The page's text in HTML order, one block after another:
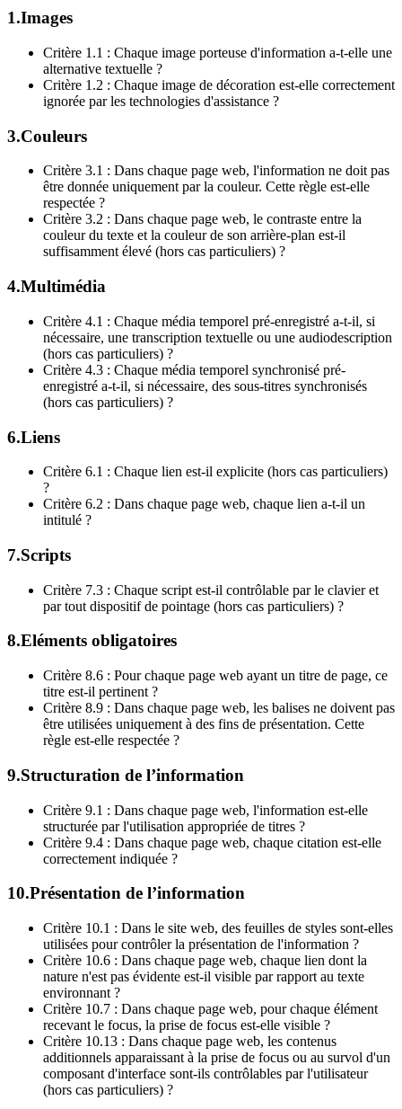
1.Images
Critère 1.1 : Chaque image porteuse d'information a-t-elle une
alternative textuelle ?
Critère 1.2 : Chaque image de décoration est-elle correctement
ignorée par les technologies d'assistance ?
3.Couleurs
Critère 3.1 : Dans chaque page web, l'information ne doit pas
être donnée uniquement par la couleur. Cette règle est-elle
respectée ?
Critère 3.2 : Dans chaque page web, le contraste entre la
couleur du texte et la couleur de son arrière-plan est-il
suffisamment élevé (hors cas particuliers) ?
4.Multimédia
Critère 4.1 : Chaque média temporel pré-enregistré a-t-il, si
nécessaire, une transcription textuelle ou une audiodescription
(hors cas particuliers) ?
Critère 4.3 : Chaque média temporel synchronisé pré-
enregistré a-t-il, si nécessaire, des sous-titres synchronisés
(hors cas particuliers) ?
6.Liens
Critère 6.1 : Chaque lien est-il explicite (hors cas particuliers)
?
Critère 6.2 : Dans chaque page web, chaque lien a-t-il un
intitulé ?
7.Scripts
Critère 7.3 : Chaque script est-il contrôlable par le clavier et
par tout dispositif de pointage (hors cas particuliers) ?
8.Eléments obligatoires
Critère 8.6 : Pour chaque page web ayant un titre de page, ce
titre est-il pertinent ?
Critère 8.9 : Dans chaque page web, les balises ne doivent pas
être utilisées uniquement à des fins de présentation. Cette
règle est-elle respectée ?
9.Structuration de l’information
Critère 9.1 : Dans chaque page web, l'information est-elle
structurée par l'utilisation appropriée de titres ?
Critère 9.4 : Dans chaque page web, chaque citation est-elle
correctement indiquée ?
10.Présentation de l’information
Critère 10.1 : Dans le site web, des feuilles de styles sont-elles
utilisées pour contrôler la présentation de l'information ?
Critère 10.6 : Dans chaque page web, chaque lien dont la
nature n'est pas évidente est-il visible par rapport au texte
environnant ?
Critère 10.7 : Dans chaque page web, pour chaque élément
recevant le focus, la prise de focus est-elle visible ?
Critère 10.13 : Dans chaque page web, les contenus
additionnels apparaissant à la prise de focus ou au survol d'un
composant d'interface sont-ils contrôlables par l'utilisateur
(hors cas particuliers) ?